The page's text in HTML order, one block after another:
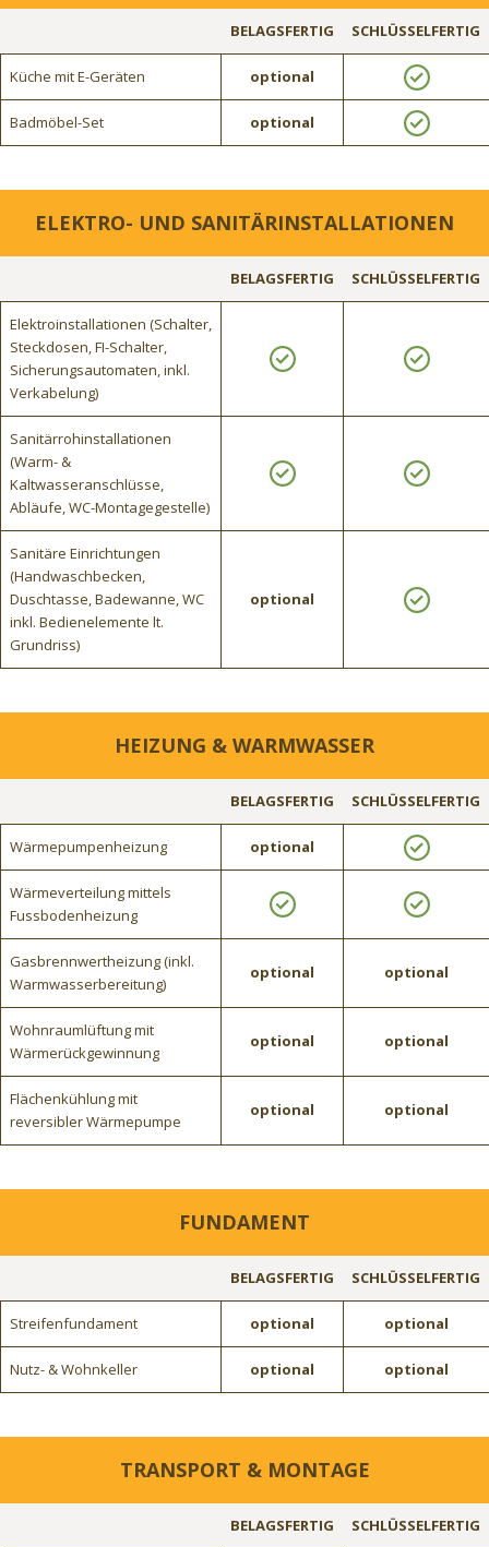
BELAGSFERTIG SCHLÜSSELFERTIG
Küche mit E-Geräten optional
Badmöbel-Set optional
ELEKTRO- UND SANITÄRINSTALLATIONEN
BELAGSFERTIG SCHLÜSSELFERTIG
Elektroinstallationen (Schalter,
Steckdosen, FI-Schalter,
Sicherungsautomaten, inkl.
Verkabelung)
Sanitärrohinstallationen
(Warm- &
Kaltwasseranschlüsse,
Abläufe, WC-Montagegestelle)
Sanitäre Einrichtungen
(Handwaschbecken,
Duschtasse, Badewanne, WC
inkl. Bedienelemente lt.
Grundriss)
optional
HEIZUNG & WARMWASSER
BELAGSFERTIG SCHLÜSSELFERTIG
Wärmepumpenheizung optional
Wärmeverteilung mittels
Fussbodenheizung
Gasbrennwertheizung (inkl.
Warmwasserbereitung)
optional optional
Wohnraumlüftung mit
Wärmerückgewinnung
optional optional
Flächenkühlung mit
reversibler Wärmepumpe
optional optional
FUNDAMENT
BELAGSFERTIG SCHLÜSSELFERTIG
Streifenfundament optional optional
Nutz- & Wohnkeller optional optional
TRANSPORT & MONTAGE
BELAGSFERTIG SCHLÜSSELFERTIG